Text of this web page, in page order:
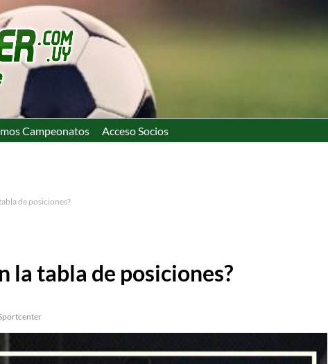
Campeonatos Acceso Socios
de posiciones?
la tabla de posiciones?